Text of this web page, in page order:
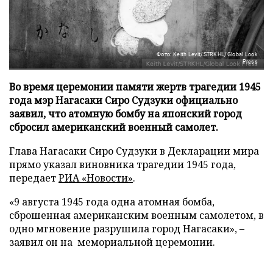
Фото: Keith Levit/STRKHL/Global Look
Press
Во время церемонии памяти жертв трагедии 1945
года мэр Нагасаки Сиро Судзуки официально
заявил, что атомную бомбу на японский город
сбросил американский военный самолет.
Глава Нагасаки Сиро Судзуки в Декларации мира
прямо указал виновника трагедии 1945 года,
передаетРИА «Новости».
«9 августа 1945 года одна атомная бомба,
сброшенная американским военным самолетом, в
одно мгновение разрушила город Нагасаки», –
заявил он на мемориальной церемонии.